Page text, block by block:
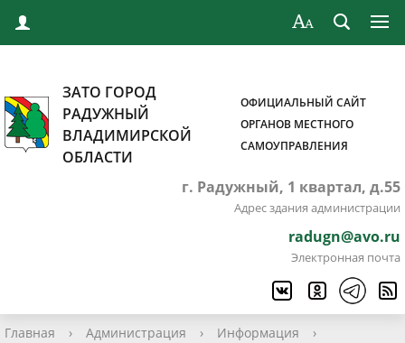
ЗАТО ГОРОД
РАДУЖНЫЙ
ВЛАДИМИРСКОЙ
ОБЛАСТИ
ОФИЦИАЛЬНЫЙ САЙТ
ОРГАНОВ МЕСТНОГО
САМОУПРАВЛЕНИЯ
г. Радужный, 1 квартал, д.55
Адрес здания администрации
radugn@avo.ru
Электронная почта
Главная › Администрация › Информация
›